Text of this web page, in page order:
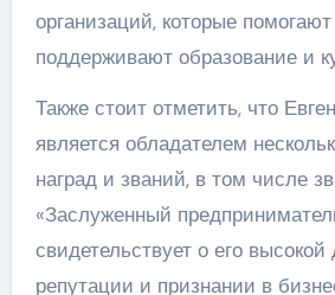
организаций, которые
поддерживают образование и
Также стоит отметить, что
является обладателем
наград и званий, в том числе
«Заслуженный
свидетельствует о его высокой
репутации и признании в